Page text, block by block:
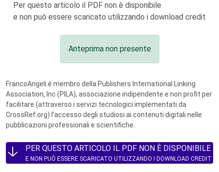
Per questo articolo il PDF non è disponibile
e non può essere scaricato utilizzando i download credit
Anteprima non presente
FrancoAngeli è membro della Publishers International Linking
Association, Inc (PILA), associazione indipendente e non profit per
facilitare (attraverso i servizi tecnologici implementati da
CrossRef.org) l’accesso degli studiosi ai contenuti digitali nelle
pubblicazioni professionali e scientifiche.
PER QUESTO ARTICOLO IL PDF NON È DISPONIBILE
E NON PUÒ ESSERE SCARICATO UTILIZZANDO I DOWNLOAD CREDIT